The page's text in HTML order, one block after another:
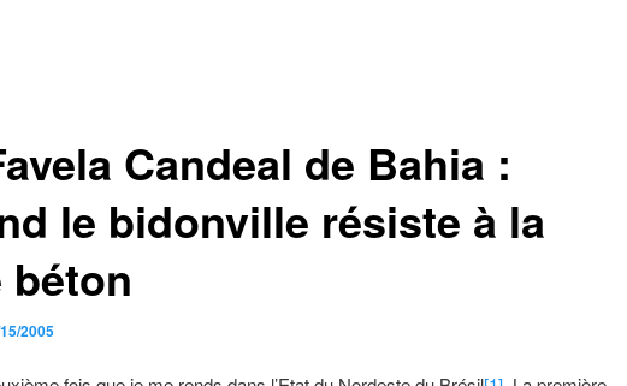
Candeal de Bahia :
le bidonville résiste à la
2005